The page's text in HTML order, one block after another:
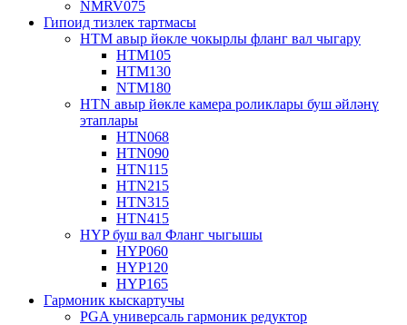
NMRV075
Гипоид тизлек тартмасы
HTM авыр йөкле чокырлы фланг вал чыгару
HTM105
HTM130
NTM180
HTN авыр йөкле камера роликлары буш әйләнү
этаплары
HTN068
HTN090
HTN115
HTN215
HTN315
HTN415
HYP буш вал Фланг чыгышы
HYP060
HYP120
HYP165
Гармоник кыскартучы
PGA универсаль гармоник редуктор